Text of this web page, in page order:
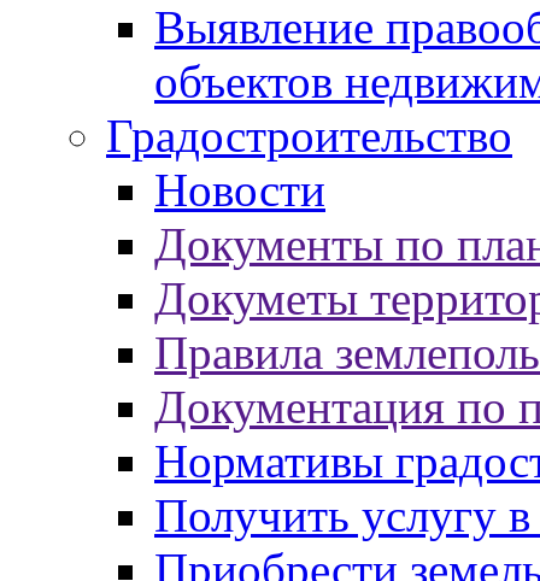
Выявление
объектов
Градостроительство
Новости
Документы по
Докуметы
Правила
Документация по
Нормативы
Получить услугу в
Приобрести